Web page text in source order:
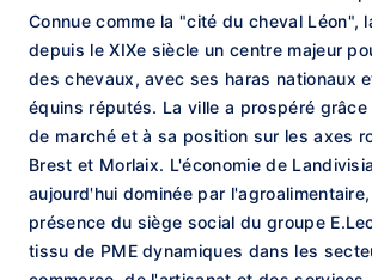
Connue comme la "cité du cheval Léon",
depuis le XIXe siècle un centre majeur
des chevaux, avec ses haras nationaux
équins réputés. La ville a prospéré
de marché et à sa position sur les axes
Brest et Morlaix. L'économie de
aujourd'hui dominée par
présence du siège social du groupe
tissu de PME dynamiques dans les